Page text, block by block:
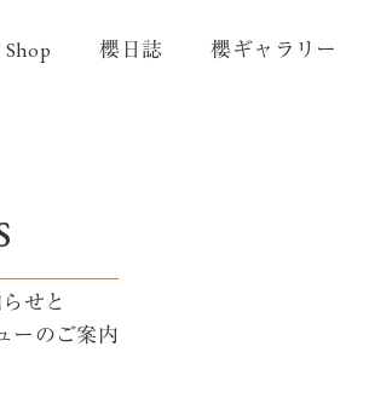
Shop 櫻日誌 櫻ギャラリー
せと
ーのご案内